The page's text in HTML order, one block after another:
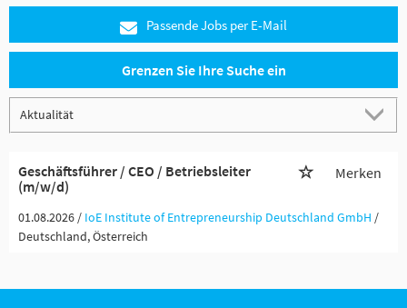
Passende Jobs per E-Mail
Grenzen Sie Ihre Suche ein
Geschäftsführer / CEO / Betriebsleiter
(m/w/d)
Merken
01.08.2026 / IoE Institute of Entrepreneurship Deutschland GmbH /
Deutschland, Österreich